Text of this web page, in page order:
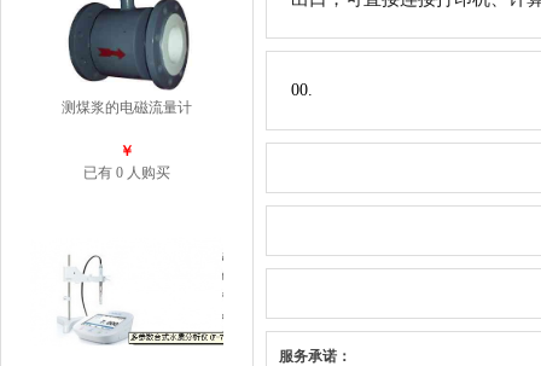
测煤浆的电磁流量计
￥
已有 0 人购买
00.
服务承诺：